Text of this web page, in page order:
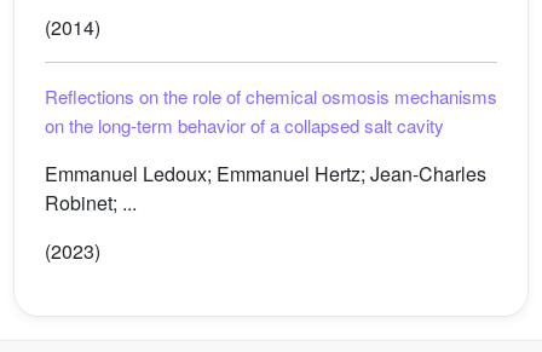
(2014)
Reflections on the role of chemical osmosis mechanisms
on the long-term behavior of a collapsed salt cavity
Emmanuel Ledoux; Emmanuel Hertz; Jean-Charles
Robinet; ...
(2023)